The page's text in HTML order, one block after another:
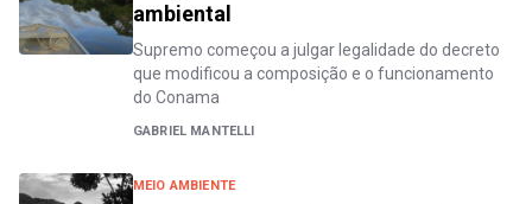
ambiental
Supremo começou a julgar legalidade do decreto
que modificou a composição e o funcionamento
do Conama
GABRIEL MANTELLI
MEIO AMBIENTE